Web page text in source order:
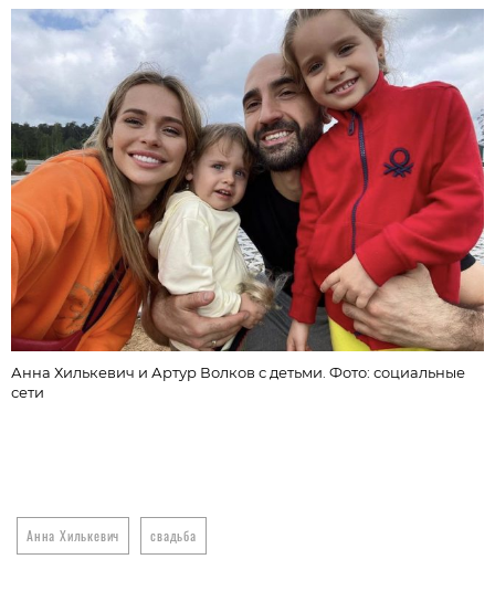
Анна Хилькевич и Артур Волков с детьми. Фото: социальные
сети
Анна Хилькевич свадьба